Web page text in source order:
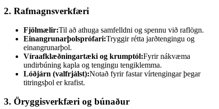
2. Rafmagnsverkfæri
Fjölmælir:Til að athuga samfelldni og spennu við raflögn.
Einangrunarþolsprófari:Tryggir rétta jarðtengingu og
einangrunarþol.
Víraafklæðningartæki og krumptól:Fyrir nákvæma
undirbúning kapla og tengingu tengiklemma.
Lóðjárn (valfrjálst):Notað fyrir fastar vírtengingar þegar
titringsþol er krafist.
3. Öryggisverkfæri og búnaður